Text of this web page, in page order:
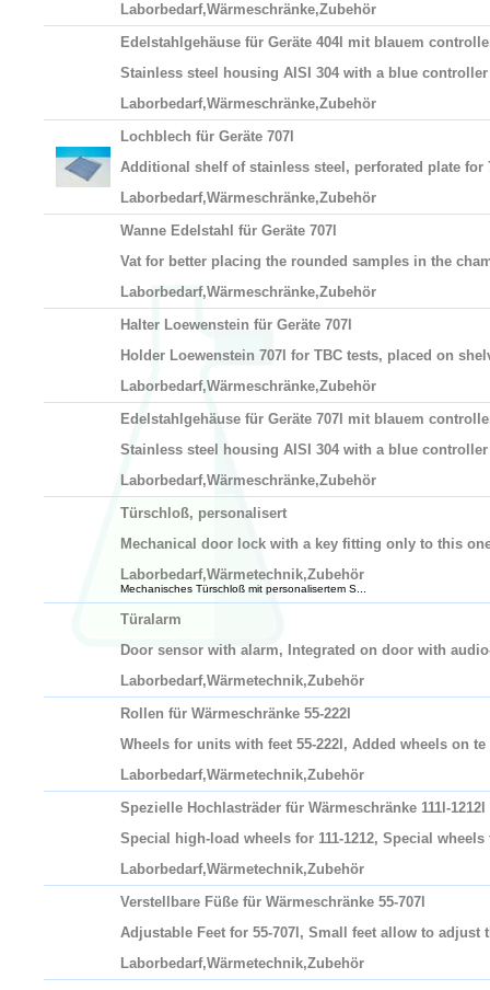
Laborbedarf,Wärmeschränke,Zubehör
Edelstahlgehäuse für Geräte 404l mit blauem
Stainless steel housing AISI 304 with a blue controller
Laborbedarf,Wärmeschränke,Zubehör
Lochblech für Geräte 707l
Additional shelf of stainless steel, perforated plate for
Laborbedarf,Wärmeschränke,Zubehör
Wanne Edelstahl für Geräte 707l
Vat for better placing the rounded samples in the
Laborbedarf,Wärmeschränke,Zubehör
Halter Loewenstein für Geräte 707l
Holder Loewenstein 707l for TBC tests, placed on
Laborbedarf,Wärmeschränke,Zubehör
Edelstahlgehäuse für Geräte 707l mit blauem
Stainless steel housing AISI 304 with a blue controller
Laborbedarf,Wärmeschränke,Zubehör
Türschloß, personalisert
Mechanical door lock with a key fitting only to this
Laborbedarf,Wärmetechnik,Zubehör
Mechanisches Türschloß mit personalisertem S...
Türalarm
Door sensor with alarm, Integrated on door with
Laborbedarf,Wärmetechnik,Zubehör
Rollen für Wärmeschränke 55-222l
Wheels for units with feet 55-222l, Added wheels on
Laborbedarf,Wärmetechnik,Zubehör
Spezielle Hochlasträder für Wärmeschränke 111l-1212l
Special high-load wheels for 111-1212, Special
Laborbedarf,Wärmetechnik,Zubehör
Verstellbare Füße für Wärmeschränke 55-707l
Adjustable Feet for 55-707l, Small feet allow to adjust
Laborbedarf,Wärmetechnik,Zubehör